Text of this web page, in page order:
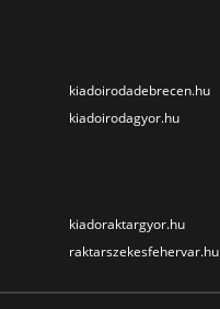
kiadoirodadebrecen.hu
kiadoirodagyor.hu
kiadoraktargyor.hu
raktarszekesfehervar.hu